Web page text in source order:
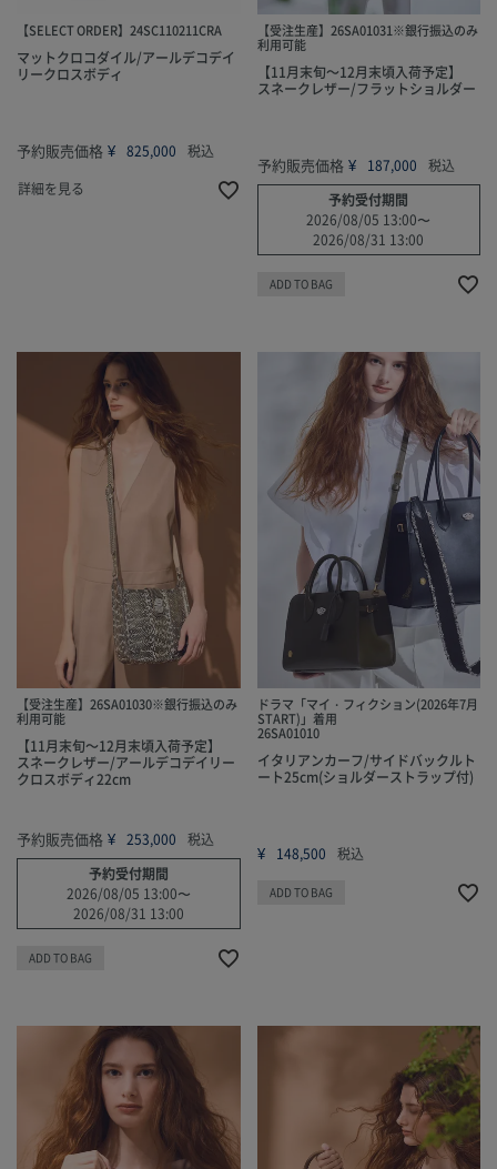
【SELECT ORDER】24SC110211CRA
マットクロコダイル/アールデコデイ
リークロスボディ
予約販売価格 ¥ 825,000
税込
詳細を見る
【受注生産】26SA01031※銀行振込のみ
利用可能
【11月末旬～12月末頃入荷予定】
スネークレザー/フラットショルダー
予約販売価格 ¥ 187,000
税込
予約受付期間
2026/08/05 13:00〜
2026/08/31 13:00
ADD TO BAG
【受注生産】26SA01030※銀行振込のみ
利用可能
【11月末旬～12月末頃入荷予定】
スネークレザー/アールデコデイリー
クロスボディ22cm
予約販売価格 ¥ 253,000
税込
予約受付期間
2026/08/05 13:00〜
2026/08/31 13:00
ADD TO BAG
ドラマ「マイ・フィクション(2026年7月
START)」着用
26SA01010
イタリアンカーフ/サイドバックルト
ート25cm(ショルダーストラップ付)
¥ 148,500 税込
ADD TO BAG